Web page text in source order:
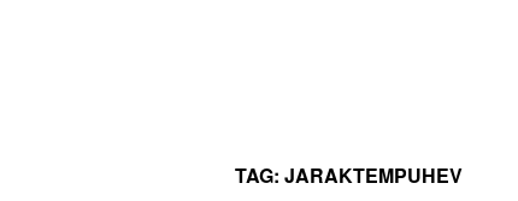
TAG: JARAKTEMPUHEV